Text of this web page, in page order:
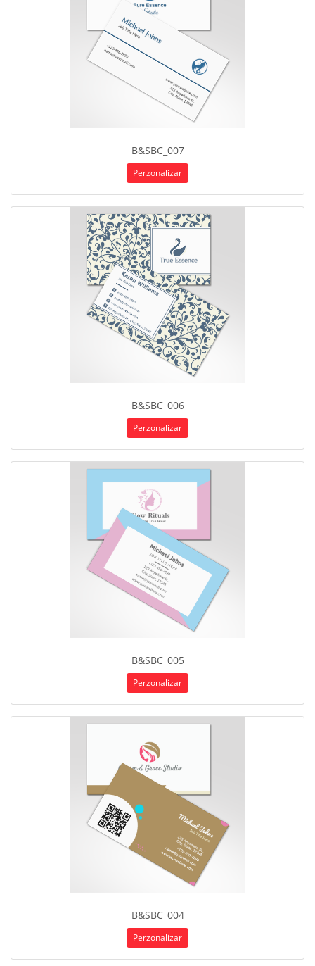
B&SBC_007
Perzonalizar
B&SBC_006
Perzonalizar
B&SBC_005
Perzonalizar
B&SBC_004
Perzonalizar